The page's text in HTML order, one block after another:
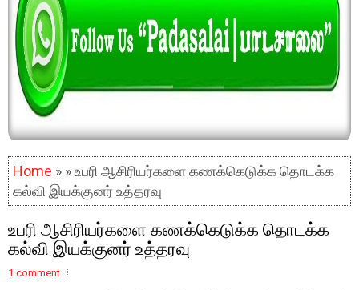
Home » » உபரி ஆசிரியர்களை கணக்கெடுக்க தொடக்க
கல்வி இயக்குனர் உத்தரவு
உபரி ஆசிரியர்களை கணக்கெடுக்க தொடக்க
கல்வி இயக்குனர் உத்தரவு
1 comment